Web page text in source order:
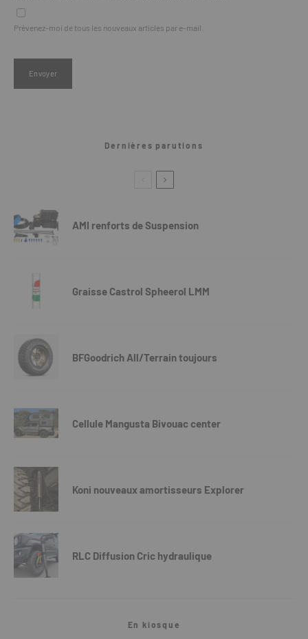
Prévenez-moi de tous les nouveaux articles par e-mail.
Dernières parutions
AMI renforts de Suspension
Graisse Castrol Spheerol LMM
BFGoodrich All/Terrain toujours
Cellule Mangusta Bivouac center
Koni nouveaux amortisseurs Explorer
RLC Diffusion Cric hydraulique
En kiosque